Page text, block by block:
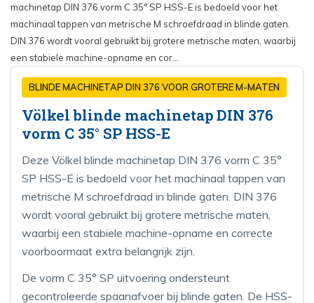
machinetap DIN 376 vorm C 35° SP HSS-E is bedoeld voor het
machinaal tappen van metrische M schroefdraad in blinde gaten.
DIN 376 wordt vooral gebruikt bij grotere metrische maten, waarbij
een stabiele machine-opname en cor...
BLINDE MACHINETAP DIN 376 VOOR GROTERE M-MATEN
Völkel blinde machinetap DIN 376
vorm C 35° SP HSS-E
Deze Völkel blinde machinetap DIN 376 vorm C 35°
SP HSS-E is bedoeld voor het machinaal tappen van
metrische M schroefdraad in blinde gaten. DIN 376
wordt vooral gebruikt bij grotere metrische maten,
waarbij een stabiele machine-opname en correcte
voorboormaat extra belangrijk zijn.
De vorm C 35° SP uitvoering ondersteunt
gecontroleerde spaanafvoer bij blinde gaten. De HSS-